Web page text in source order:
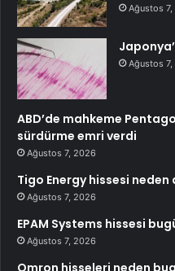
Ağustos
Ağustos
ABD’de mahkeme
sürdürme emri verdi
Ağustos 7, 2026
Tigo Energy hissesi neden
Ağustos 7, 2026
EPAM Systems hissesi
Ağustos 7, 2026
Omron hisseleri neden